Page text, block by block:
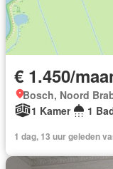
€ 1.450/
Bosch, Noord
1 Kamer
1
1 dag, 13 uur geleden